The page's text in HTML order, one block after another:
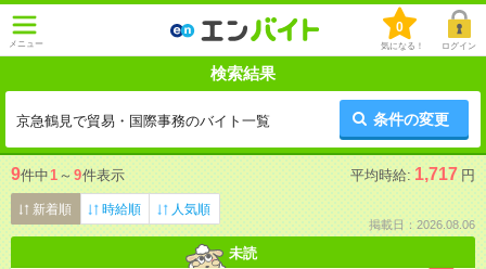
メニュー
0
気になる！ ログイン
検索結果
京急鶴見で貿易・国際事務のバイト一覧 条件の変更
9件中1 ～ 9件表示 平均時給: 1,717 円
新着順 時給順 人気順
掲載日：2026.08.06
未読